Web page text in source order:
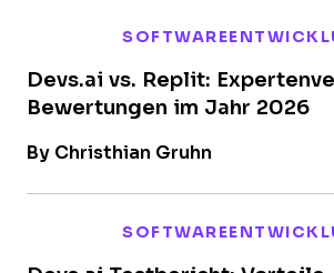
Devs.ai vs. Replit:
Bewertungen im Jahr 2026
By Christhian Gruhn